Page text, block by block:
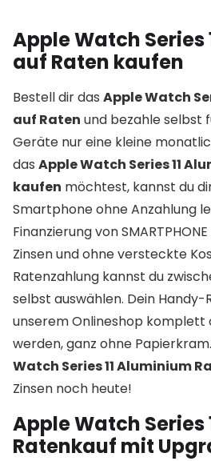
Apple Watch Series
auf Raten kaufen
Bestell dir das Apple Watch
auf Raten und bezahle selbst
Geräte nur eine kleine
das Apple Watch Series 11
kaufen möchtest, kannst du
Smartphone ohne Anzahlung
Finanzierung von
Zinsen und ohne versteckte
Ratenzahlung kannst du
selbst auswählen. Dein
unserem Onlineshop komplett
werden, ganz ohne
Watch Series 11 Aluminium
Zinsen noch heute!
Apple Watch Series
Ratenkauf mit